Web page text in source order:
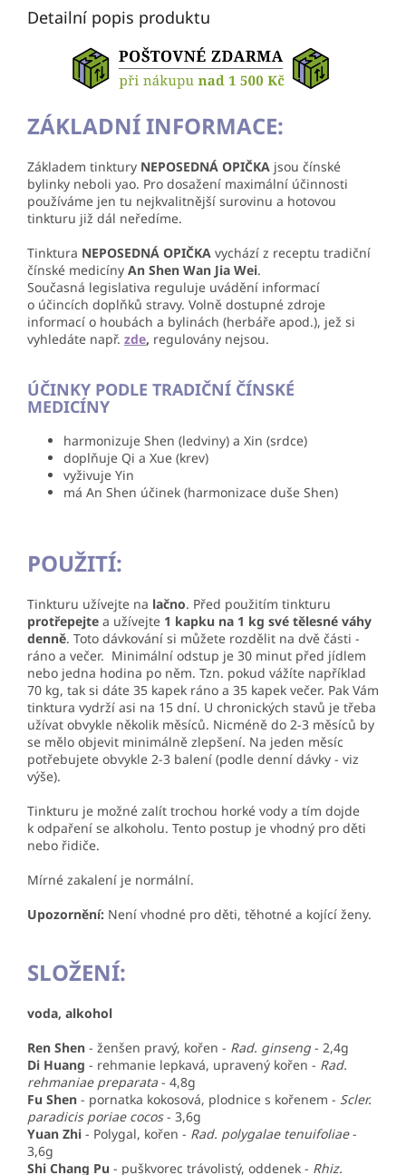
Detailní popis produktu
ZÁKLADNÍ INFORMACE:
Základem tinktury NEPOSEDNÁ OPIČKA jsou čínské
bylinky neboli yao. Pro dosažení maximální účinnosti
používáme jen tu nejkvalitnější surovinu a hotovou
tinkturu již dál neředíme.
Tinktura NEPOSEDNÁ OPIČKA vychází z receptu tradiční
čínské medicíny An Shen Wan Jia Wei.
Současná legislativa reguluje uvádění informací
o účincích doplňků stravy. Volně dostupné zdroje
informací o houbách a bylinách (herbáře apod.), jež si
vyhledáte např. zde, regulovány nejsou.
ÚČINKY PODLE TRADIČNÍ ČÍNSKÉ
MEDICÍNY
harmonizuje Shen (ledviny) a Xin (srdce)
doplňuje Qi a Xue (krev)
vyživuje Yin
má An Shen účinek (harmonizace duše Shen)
POUŽITÍ:
Tinkturu užívejte na lačno. Před použitím tinkturu
protřepejte a užívejte 1 kapku na 1 kg své tělesné váhy
denně. Toto dávkování si můžete rozdělit na dvě části -
ráno a večer. Minimální odstup je 30 minut před jídlem
nebo jedna hodina po něm. Tzn. pokud vážíte například
70 kg, tak si dáte 35 kapek ráno a 35 kapek večer. Pak Vám
tinktura vydrží asi na 15 dní. U chronických stavů je třeba
užívat obvykle několik měsíců. Nicméně do 2-3 měsíců by
se mělo objevit minimálně zlepšení. Na jeden měsíc
potřebujete obvykle 2-3 balení (podle denní dávky - viz
výše).
Tinkturu je možné zalít trochou horké vody a tím dojde
k odpaření se alkoholu. Tento postup je vhodný pro děti
nebo řidiče.
Mírné zakalení je normální.
Upozornění: Není vhodné pro děti, těhotné a kojící ženy.
SLOŽENÍ:
voda, alkohol
Ren Shen - ženšen pravý, kořen - Rad. ginseng - 2,4g
Di Huang - rehmanie lepkavá, upravený kořen - Rad.
rehmaniae preparata - 4,8g
Fu Shen - pornatka kokosová, plodnice s kořenem - Scler.
paradicis poriae cocos - 3,6g
Yuan Zhi - Polygal, kořen - Rad. polygalae tenuifoliae-
3,6g
Shi Chang Pu - puškvorec trávolistý, oddenek - Rhiz.